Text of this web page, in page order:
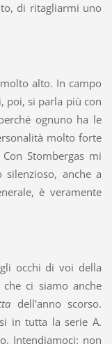
di ritagliarmi uno
alto. In campo
poi, si parla più con
ognuno ha le
molto forte
Stombergas mi
anche a
è veramente
occhi di voi della
ci siamo anche
dell'anno scorso.
in tutta la serie A.
Intendiamoci: non